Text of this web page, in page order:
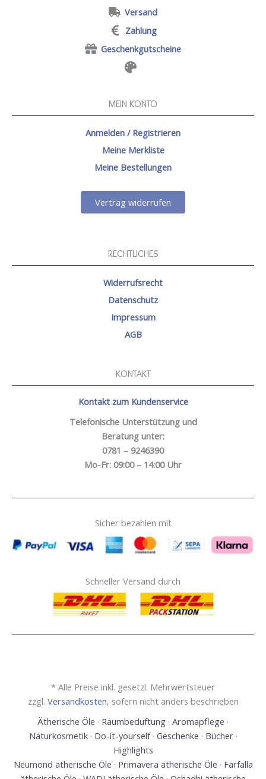
Versand
Zahlung
Geschenkgutscheine
MEIN KONTO
Anmelden / Registrieren
Meine Merkliste
Meine Bestellungen
Vertrag widerrufen
RECHTLICHES
Widerrufsrecht
Datenschutz
Impressum
AGB
KONTAKT
Kontakt zum Kundenservice
Telefonische Unterstützung und
Beratung unter:
0781 – 9246390
Mo-Fr: 09:00 – 14:00 Uhr
Sicher bezahlen mit
Schneller Versand durch
* Alle Preise inkl. gesetzl. Mehrwertsteuer
zzgl. Versandkosten, sofern nicht anders beschrieben
Ätherische Öle · Raumbeduftung · Aromapflege ·
Naturkosmetik· Do-it-yourself· Geschenke · Bücher·
Highlights
Neumond ätherische Öle · Primavera ätherische Öle · Farfalla